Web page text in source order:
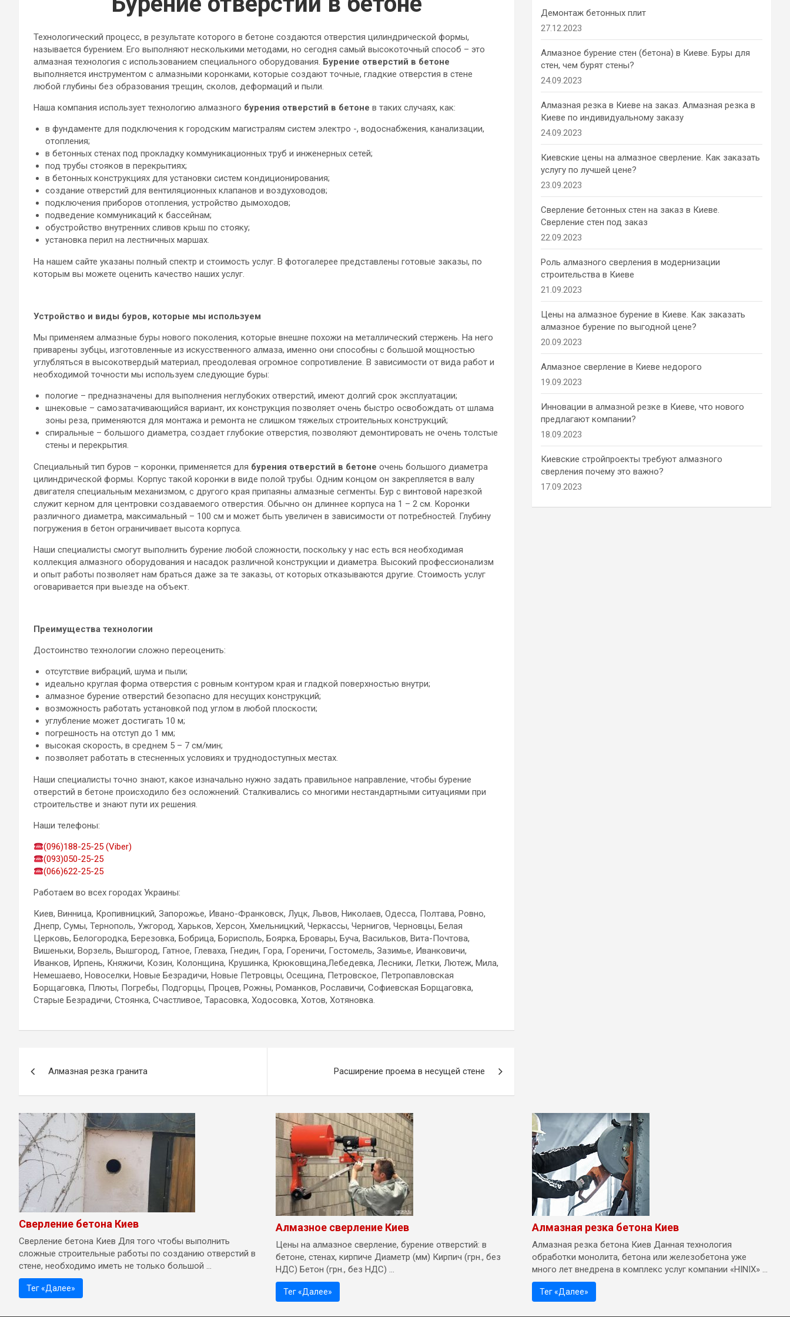
Технологический процесс, в результате которого в бетоне создаются отверстия цилиндрической формы,
называется бурением. Его выполняют несколькими методами, но сегодня самый высокоточный способ – это
алмазная технология с использованием специального оборудования. Бурение отверстий в бетоне
выполняется инструментом с алмазными коронками, которые создают точные, гладкие отверстия в стене
любой глубины без образования трещин, сколов, деформаций и пыли.
Наша компания использует технологию алмазного бурения отверстий в бетоне в таких случаях, как:
в фундаменте для подключения к городским магистралям систем электро -, водоснабжения, канализации,
отопления;
в бетонных стенах под прокладку коммуникационных труб и инженерных сетей;
под трубы стояков в перекрытиях;
в бетонных конструкциях для установки систем кондиционирования;
создание отверстий для вентиляционных клапанов и воздуховодов;
подключения приборов отопления, устройство дымоходов;
подведение коммуникаций к бассейнам;
обустройство внутренних сливов крыш по стояку;
установка перил на лестничных маршах.
На нашем сайте указаны полный спектр и стоимость услуг. В фотогалерее представлены готовые заказы, по
которым вы можете оценить качество наших услуг.
Устройство и виды буров, которые мы используем
Мы применяем алмазные буры нового поколения, которые внешне похожи на металлический стержень. На него
приварены зубцы, изготовленные из искусственного алмаза, именно они способны с большой мощностью
углубляться в высокотвердый материал, преодолевая огромное сопротивление. В зависимости от вида работ и
необходимой точности мы используем следующие буры:
пологие – предназначены для выполнения неглубоких отверстий, имеют долгий срок эксплуатации;
шнековые – самозатачивающийся вариант, их конструкция позволяет очень быстро освобождать от шлама
зоны реза, применяются для монтажа и ремонта не слишком тяжелых строительных конструкций;
спиральные – большого диаметра, создает глубокие отверстия, позволяют демонтировать не очень толстые
стены и перекрытия.
Специальный тип буров – коронки, применяется для бурения отверстий в бетоне очень большого диаметра
цилиндрической формы. Корпус такой коронки в виде полой трубы. Одним концом он закрепляется в валу
двигателя специальным механизмом, с другого края припаяны алмазные сегменты. Бур с винтовой нарезкой
служит керном для центровки создаваемого отверстия. Обычно он длиннее корпуса на 1 – 2 см. Коронки
различного диаметра, максимальный – 100 см и может быть увеличен в зависимости от потребностей. Глубину
погружения в бетон ограничивает высота корпуса.
Наши специалисты смогут выполнить бурение любой сложности, поскольку у нас есть вся необходимая
коллекция алмазного оборудования и насадок различной конструкции и диаметра. Высокий профессионализм
и опыт работы позволяет нам браться даже за те заказы, от которых отказываются другие. Стоимость услуг
оговаривается при выезде на объект.
Преимущества технологии
Достоинство технологии сложно переоценить:
отсутствие вибраций, шума и пыли;
идеально круглая форма отверстия с ровным контуром края и гладкой поверхностью внутри;
алмазное бурение отверстий безопасно для несущих конструкций;
возможность работать установкой под углом в любой плоскости;
углубление может достигать 10 м;
погрешность на отступ до 1 мм;
высокая скорость, в среднем 5 – 7 см/мин;
позволяет работать в стесненных условиях и труднодоступных местах.
Наши специалисты точно знают, какое изначально нужно задать правильное направление, чтобы бурение
отверстий в бетоне происходило без осложнений. Сталкивались со многими нестандартными ситуациями при
строительстве и знают пути их решения.
Наши телефоны:
(096)188-25-25 (Viber)
(093)050-25-25
(066)622-25-25
Работаем во всех городах Украины:
Киев, Винница, Кропивницкий, Запорожье, Ивано-Франковск, Луцк, Львов, Николаев, Одесса, Полтава, Ровно,
Днепр, Сумы, Тернополь, Ужгород, Харьков, Херсон, Хмельницкий, Черкассы, Чернигов, Черновцы, Белая
Церковь, Белогородка, Березовка, Бобрица, Борисполь, Боярка, Бровары, Буча, Васильков, Вита-Почтова,
Вишеньки, Ворзель, Вышгород, Гатное, Глеваха, Гнедин, Гора, Гореничи, Гостомель, Зазимье, Иванковичи,
Иванков, Ирпень, Княжичи, Козин, Колонщина, Крушинка, Крюковщина,Лебедевка, Лесники, Летки, Лютеж, Мила,
Немешаево, Новоселки, Новые Безрадичи, Новые Петровцы, Осещина, Петровское, Петропавловская
Борщаговка, Плюты, Погребы, Подгорцы, Процев, Рожны, Романков, Рославичи, Софиевская Борщаговка,
Старые Безрадичи, Стоянка, Счастливое, Тарасовка, Ходосовка, Хотов, Хотяновка.
записям
Алмазная резка гранита Расширение проема в несущей стене
Демонтаж бетонных плит
27.12.2023
Алмазное бурение стен (бетона) в Киеве. Буры для
стен, чем бурят стены?
24.09.2023
Алмазная резка в Киеве на заказ. Алмазная резка в
Киеве по индивидуальному заказу
24.09.2023
Киевские цены на алмазное сверление. Как заказать
услугу по лучшей цене?
23.09.2023
Сверление бетонных стен на заказ в Киеве.
Сверление стен под заказ
22.09.2023
Роль алмазного сверления в модернизации
строительства в Киеве
21.09.2023
Цены на алмазное бурение в Киеве. Как заказать
алмазное бурение по выгодной цене?
20.09.2023
Алмазное сверление в Киеве недорого
19.09.2023
Инновации в алмазной резке в Киеве, что нового
предлагают компании?
18.09.2023
Киевские стройпроекты требуют алмазного
сверления почему это важно?
17.09.2023
Сверление бетона Киев
Сверление бетона Киев Для того чтобы выполнить
сложные строительные работы по созданию отверстий в
стене, необходимо иметь не только большой ...
Тег «Далее»
Алмазное сверление Киев
Цены на алмазное сверление, бурение отверстий: в
бетоне, стенах, кирпиче Диаметр (мм) Кирпич (грн., без
НДС) Бетон (грн., без НДС) ...
Тег «Далее»
Алмазная резка бетона Киев
Алмазная резка бетона Киев Данная технология
обработки монолита, бетона или железобетона уже
много лет внедрена в комплекс услуг компании «HINIX» ...
Тег «Далее»